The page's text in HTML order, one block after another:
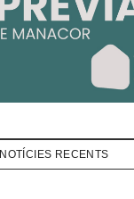
NOTÍCIES RECENTS